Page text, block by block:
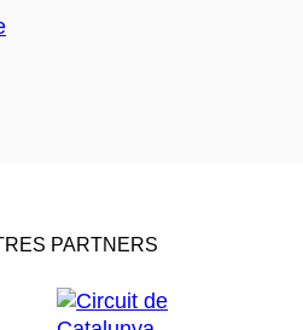
PARTNERS